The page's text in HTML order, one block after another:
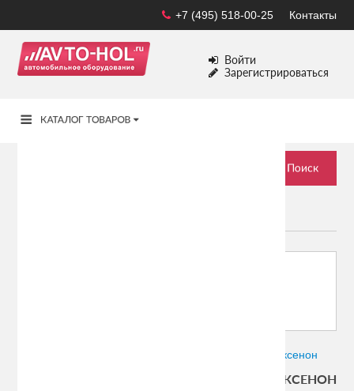
Контакты
+7 (495) 518-00-25
Войти
Зарегистрироваться
МОТОКСЕНОН